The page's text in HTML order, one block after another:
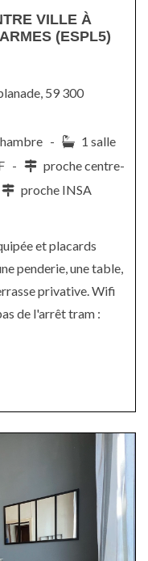
VILLE À
(ESPL5)
59 300
-
1 salle
-
proche centre-
proche INSA
et placards
penderie, une table,
privative. Wifi
de l'arrêt tram :